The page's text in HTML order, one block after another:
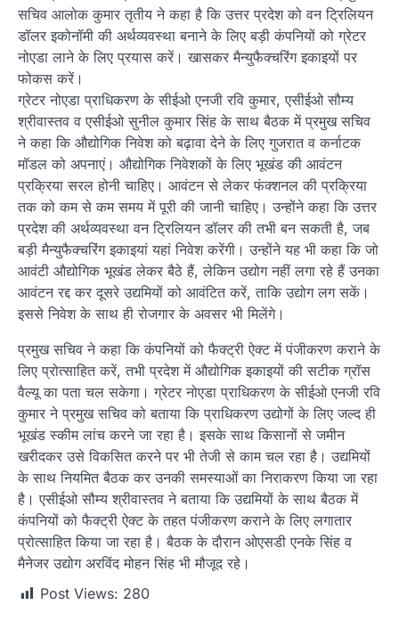
सचिव आलोक कुमार तृतीय ने कहा है कि उत्तर प्रदेश को वन ट्रिलियन
डॉलर इकोनॉमी की अर्थव्यवस्था बनाने के लिए बड़ी कंपनियों को ग्रेटर
नोएडा लाने के लिए प्रयास करें। खासकर मैन्युफैक्चरिंग इकाइयों पर
फोकस करें।
ग्रेटर नोएडा प्राधिकरण के सीईओ एनजी रवि कुमार, एसीईओ सौम्य
श्रीवास्तव व एसीईओ सुनील कुमार सिंह के साथ बैठक में प्रमुख सचिव
ने कहा कि औद्योगिक निवेश को बढ़ावा देने के लिए गुजरात व कर्नाटक
मॉडल को अपनाएं। औद्योगिक निवेशकों के लिए भूखंड की आवंटन
प्रक्रिया सरल होनी चाहिए। आवंटन से लेकर फंक्शनल की प्रक्रिया
तक को कम से कम समय में पूरी की जानी चाहिए। उन्होंने कहा कि उत्तर
प्रदेश की अर्थव्यवस्था वन ट्रिलियन डॉलर की तभी बन सकती है, जब
बड़ी मैन्युफैक्चरिंग इकाइयां यहां निवेश करेंगी। उन्होंने यह भी कहा कि जो
आवंटी औद्योगिक भूखंड लेकर बैठे हैं, लेकिन उद्योग नहीं लगा रहे हैं उनका
आवंटन रद्द कर दूसरे उद्यमियों को आवंटित करें, ताकि उद्योग लग सकें।
इससे निवेश के साथ ही रोजगार के अवसर भी मिलेंगे।
प्रमुख सचिव ने कहा कि कंपनियों को फैक्ट्री ऐक्ट में पंजीकरण कराने के
लिए प्रोत्साहित करें, तभी प्रदेश में औद्योगिक इकाइयों की सटीक ग्रॉस
वैल्यू का पता चल सकेगा। ग्रेटर नोएडा प्राधिकरण के सीईओ एनजी रवि
कुमार ने प्रमुख सचिव को बताया कि प्राधिकरण उद्योगों के लिए जल्द ही
भूखंड स्कीम लांच करने जा रहा है। इसके साथ किसानों से जमीन
खरीदकर उसे विकसित करने पर भी तेजी से काम चल रहा है। उद्यमियों
के साथ नियमित बैठक कर उनकी समस्याओं का निराकरण किया जा रहा
है। एसीईओ सौम्य श्रीवास्तव ने बताया कि उद्यमियों के साथ बैठक में
कंपनियों को फैक्ट्री ऐक्ट के तहत पंजीकरण कराने के लिए लगातार
प्रोत्साहित किया जा रहा है। बैठक के दौरान ओएसडी एनके सिंह व
मैनेजर उद्योग अरविंद मोहन सिंह भी मौजूद रहे।
Post Views: 280